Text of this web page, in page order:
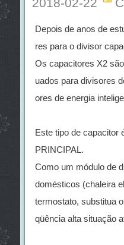
Depois de anos de
res para o divisor
Os capacitores X2
uados para divisores
ores de energia
Este tipo de capacitor
PRINCIPAL.
Como um módulo de
domésticos (chaleira
termostato, substitua
qüência alta situação